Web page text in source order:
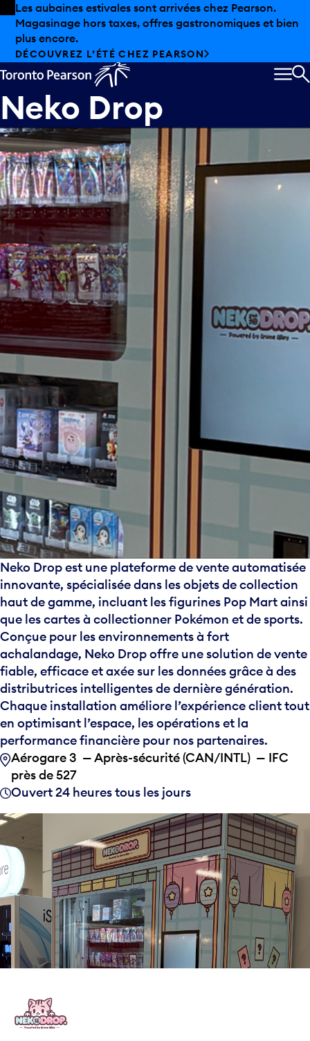
Skip to offers
Passer au contenu principal
Les aubaines estivales sont arrivées chez Pearson.
Magasinage hors taxes, offres gastronomiques et bien
plus encore.
DÉCOUVREZ L’ÉTÉ CHEZ PEARSON
Neko Drop
Neko Drop est une plateforme de vente automatisée
innovante, spécialisée dans les objets de collection
haut de gamme, incluant les figurines Pop Mart ainsi
que les cartes à collectionner Pokémon et de sports.
Conçue pour les environnements à fort
achalandage, Neko Drop offre une solution de vente
fiable, efficace et axée sur les données grâce à des
distributrices intelligentes de dernière génération.
Chaque installation améliore l’expérience client tout
en optimisant l’espace, les opérations et la
performance financière pour nos partenaires.
Aérogare 3 — Après-sécurité (CAN/INTL) — IFC
près de 527
Ouvert 24 heures tous les jours